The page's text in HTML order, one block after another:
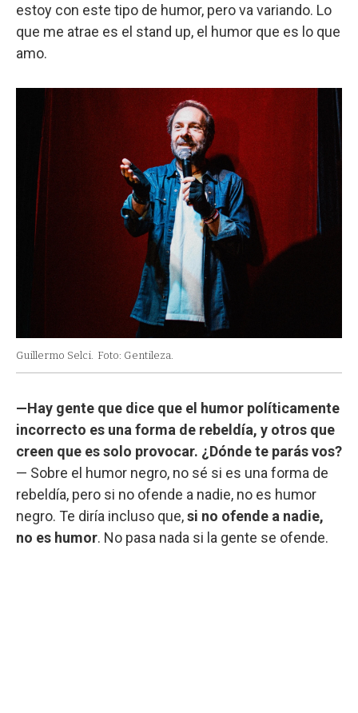
estoy con este tipo de humor, pero va variando. Lo
que me atrae es el stand up, el humor que es lo que
amo.
Guillermo Selci. Foto: Gentileza.
—Hay gente que dice que el humor políticamente
incorrecto es una forma de rebeldía, y otros que
creen que es solo provocar. ¿Dónde te parás vos?
— Sobre el humor negro, no sé si es una forma de
rebeldía, pero si no ofende a nadie, no es humor
negro. Te diría incluso que,si no ofende a nadie,
no es humor. No pasa nada si la gente se ofende.